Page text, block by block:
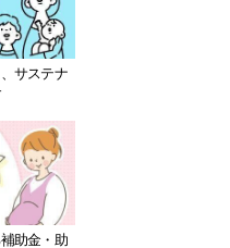
サステナ
助金・助